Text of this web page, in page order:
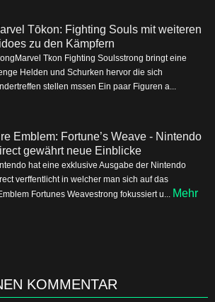
Tōkon: Fighting Souls mit weiteren
zu den Kämpfern
Tkon Fighting Soulsstrong bringt eine
Helden und Schurken hervor die sich
stellen mssen Ein paar Figuren a...
Emblem: Fortune’s Weave - Nintendo
gewährt neue Einblicke
hat eine exklusive Ausgabe der Nintendo
verffentlicht in welcher man sich auf das
Fortunes Weavestrong fokussiert u... Mehr
KOMMENTAR